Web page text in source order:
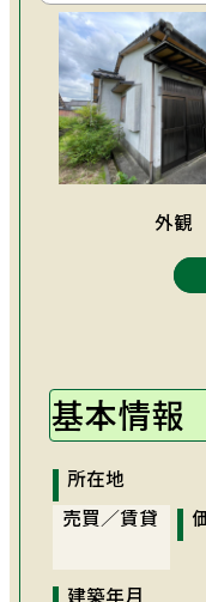
外観
基本情報
所在地
売買／賃貸
建築年月